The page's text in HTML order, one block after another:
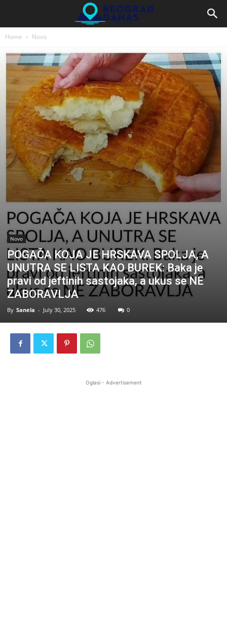
Home Novo
Novo
POGAČA KOJA JE HRSKAVA SPOLJA, A
UNUTRA SE LISTA KAO BUREK: Baka je
pravi od jeftinih sastojaka, a ukus se NE
ZABORAVLJA
By Sanela - July 30, 2025 476 0
Oglasi - Advertisement